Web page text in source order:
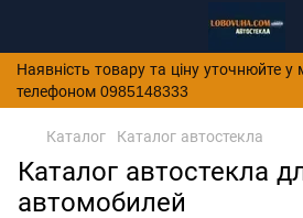
Наявність товару та ціну уточнюйте
телефоном 0985148333
Каталог Каталог автостекла
Каталог автостекла
автомобилей